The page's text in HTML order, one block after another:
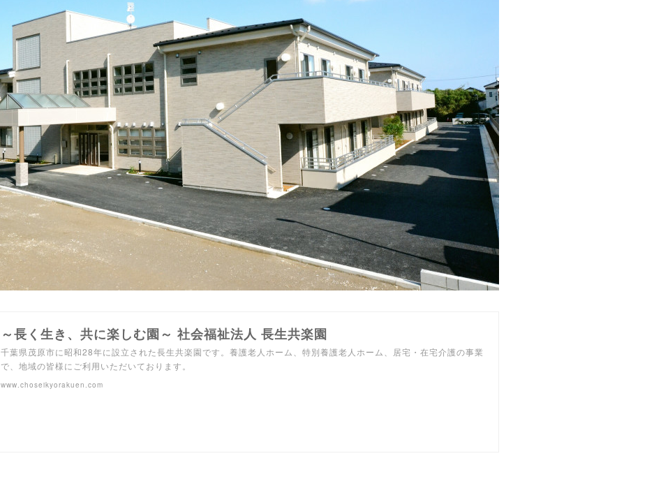
～長く生き、共に楽しむ園～ 社会福祉法人 長生共楽園
千葉県茂原市に昭和28年に設立された長生共楽園です。養護老人ホーム、特別養護老人ホーム、居宅・在宅介護の事業
で、地域の皆様にご利用いただいております。
www.choseikyorakuen.com